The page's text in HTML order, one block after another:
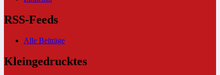
RSS-Feeds
Alle Beiträge
Kleingedrucktes